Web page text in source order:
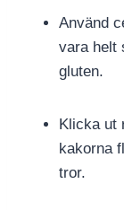
Använd
vara helt
gluten.
Klicka ut
kakorna
tror.